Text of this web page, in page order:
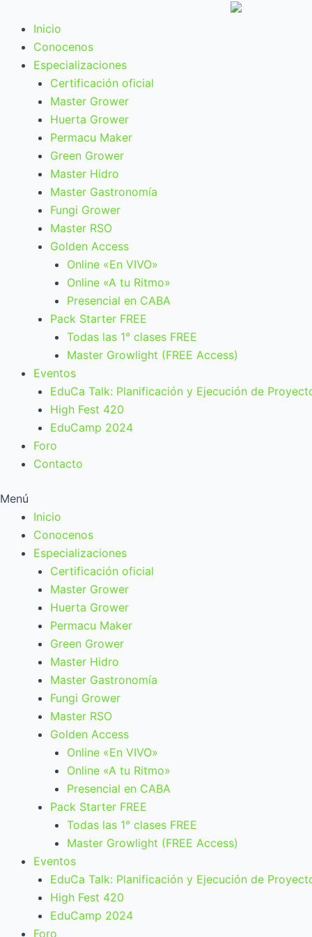
contenido
Inicio
Conocenos
Especializaciones
Certificación oficial
Master Grower
Huerta Grower
Permacu Maker
Green Grower
Master Hidro
Master Gastronomía
Fungi Grower
Master RSO
Golden Access
Online «En VIVO»
Online «A tu Ritmo»
Presencial en CABA
Pack Starter FREE
Todas las 1° clases FREE
Master Growlight (FREE Access)
Eventos
EduCa Talk: Planificación y Ejecución de
High Fest 420
EduCamp 2024
Foro
Contacto
Menú
Inicio
Conocenos
Especializaciones
Certificación oficial
Master Grower
Huerta Grower
Permacu Maker
Green Grower
Master Hidro
Master Gastronomía
Fungi Grower
Master RSO
Golden Access
Online «En VIVO»
Online «A tu Ritmo»
Presencial en CABA
Pack Starter FREE
Todas las 1° clases FREE
Master Growlight (FREE Access)
Eventos
EduCa Talk: Planificación y Ejecución de
High Fest 420
EduCamp 2024
Foro